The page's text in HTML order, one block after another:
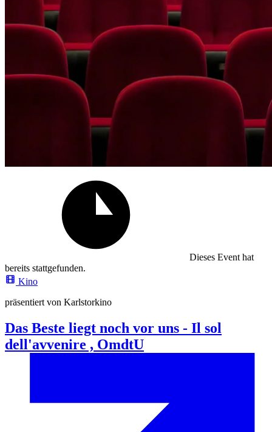
Dieses Event hat
bereits stattgefunden.
Kino
präsentiert von Karlstorkino
Das Beste liegt noch vor uns - Il sol
dell'avvenire , OmdtU